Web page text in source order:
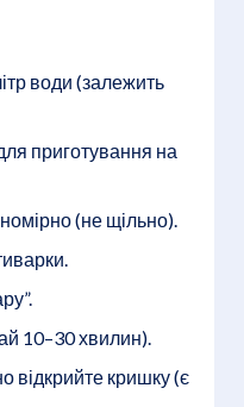
води (залежить
приготування на
(не щільно).
10–30 хвилин).
відкрийте кришку (є